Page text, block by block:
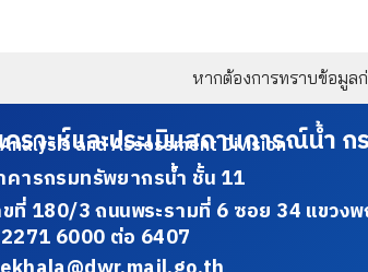
หากต้องการทราบข้อมูล
คราะห์และประเมินสถานการณ์น้ำ
and Assessment Division
คารกรมทรัพยากรน้ำ ชั้น 11
ขที่ 180/3 ถนนพระรามที่ 6 ซอย 34 แขว
6000 ต่อ 6407